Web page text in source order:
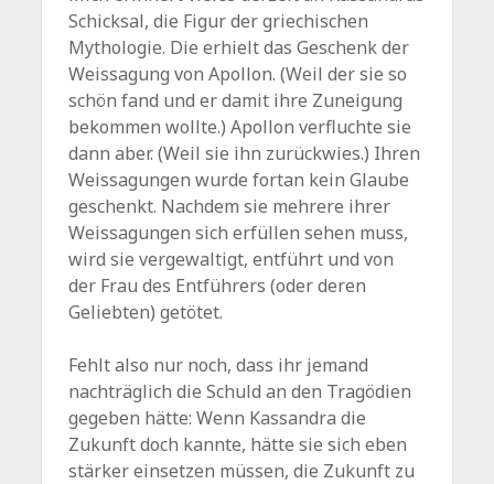
Schicksal, die Figur der griechischen
Mythologie. Die erhielt das Geschenk der
Weissagung von Apollon. (Weil der sie so
schön fand und er damit ihre Zuneigung
bekommen wollte.) Apollon verfluchte sie
dann aber. (Weil sie ihn zurückwies.) Ihren
Weissagungen wurde fortan kein Glaube
geschenkt. Nachdem sie mehrere ihrer
Weissagungen sich erfüllen sehen muss,
wird sie vergewaltigt, entführt und von
der Frau des Entführers (oder deren
Geliebten) getötet.
Fehlt also nur noch, dass ihr jemand
nachträglich die Schuld an den Tragödien
gegeben hätte: Wenn Kassandra die
Zukunft doch kannte, hätte sie sich eben
stärker einsetzen müssen, die Zukunft zu